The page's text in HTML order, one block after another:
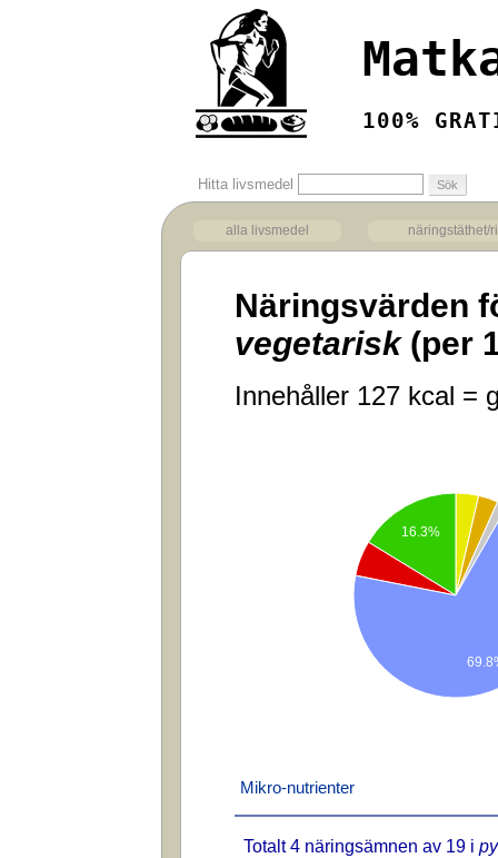
100%
Hitta livsmedel
alla livsmedel näringstäthet/
Näringsvärden
vegetarisk(per
Innehåller 127 kcal =
16.3%
Mikro-nutrienter
Totalt 4 näringsämnen av 19 i